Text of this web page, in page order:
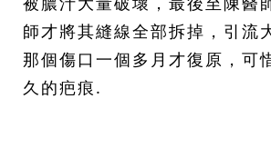
師才將其縫線全部拆掉，引流
那個傷口一個多月才復原，可
久的疤痕.